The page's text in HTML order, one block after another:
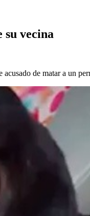
su vecina
de matar a un